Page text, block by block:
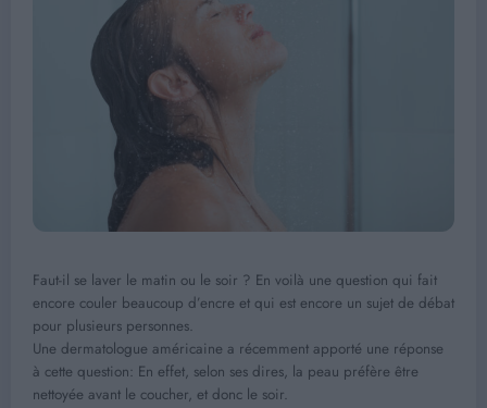
Faut-il se laver le matin ou le soir ? En voilà une question qui fait
encore couler beaucoup d’encre et qui est encore un sujet de débat
pour plusieurs personnes.
Une dermatologue américaine a récemment apporté une réponse
à cette question: En effet, selon ses dires, la peau préfère être
nettoyée avant le coucher, et donc le soir.